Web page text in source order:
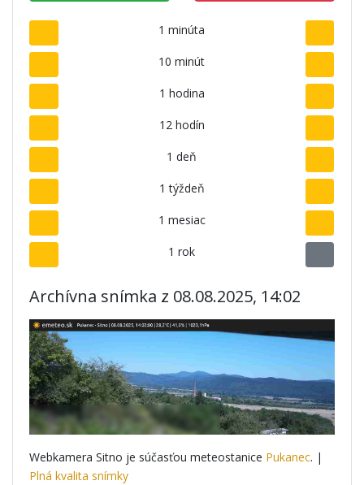
1 minúta
10 minút
1 hodina
12 hodín
1 deň
1 týždeň
1 mesiac
1 rok
Archívna snímka z 08.08.2025, 14:02
Webkamera Sitno je súčasťou meteostanice Pukanec. |
Plná kvalita snímky